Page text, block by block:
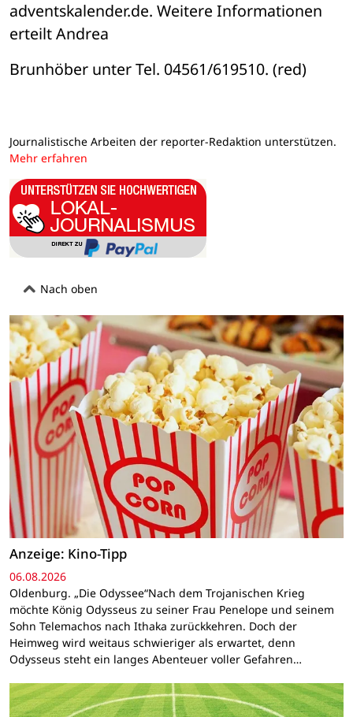
adventskalender.de. Weitere Informationen
erteilt Andrea
Brunhöber unter Tel. 04561/619510. (red)
Journalistische Arbeiten der reporter-Redaktion unterstützen.
Mehr erfahren
Nach oben
Anzeige: Kino-Tipp
06.08.2026
Oldenburg. „Die Odyssee“Nach dem Trojanischen Krieg
möchte König Odysseus zu seiner Frau Penelope und seinem
Sohn Telemachos nach Ithaka zurückkehren. Doch der
Heimweg wird weitaus schwieriger als erwartet, denn
Odysseus steht ein langes Abenteuer voller Gefahren…